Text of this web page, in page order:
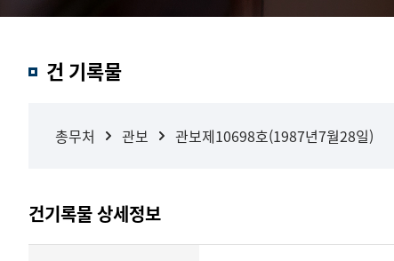
검색건 기록물
총무처 관보 관보제10698호(1987년7월28일)
건기록물 상세정보